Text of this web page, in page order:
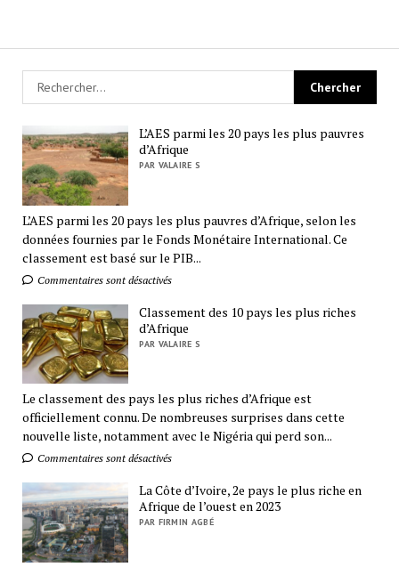
L’AES parmi les 20 pays les plus pauvres
d’Afrique
PAR VALAIRE S
L’AES parmi les 20 pays les plus pauvres d’Afrique, selon les
données fournies par le Fonds Monétaire International. Ce
classement est basé sur le PIB...
Commentaires sont désactivés
Classement des 10 pays les plus riches
d’Afrique
PAR VALAIRE S
Le classement des pays les plus riches d’Afrique est
officiellement connu. De nombreuses surprises dans cette
nouvelle liste, notamment avec le Nigéria qui perd son...
Commentaires sont désactivés
La Côte d’Ivoire, 2e pays le plus riche en
Afrique de l’ouest en 2023
PAR FIRMIN AGBÉ